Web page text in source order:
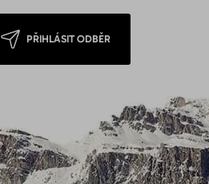
PŘIHLÁSIT ODBĚR